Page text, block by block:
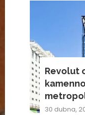
Revolut
30 dubna,